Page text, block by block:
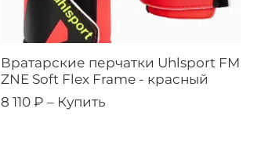
Вратарские перчатки Uhlsport FM
ZNE Soft Flex Frame - красный
8 110 ₽ – Купить